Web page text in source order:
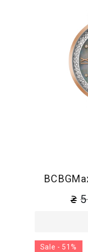
Sale - 51%